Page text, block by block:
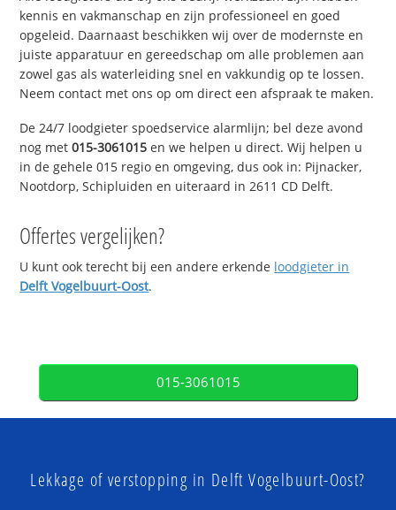
kennis en vakmanschap en zijn professioneel en goed
opgeleid. Daarnaast beschikken wij over de modernste en
juiste apparatuur en gereedschap om alle problemen aan
zowel gas als waterleiding snel en vakkundig op te lossen.
Neem contact met ons op om direct een afspraak te maken.
De 24/7 loodgieter spoedservice alarmlijn; bel deze avond
nog met015-3061015 en we helpen u direct. Wij helpen u
in de gehele 015 regio en omgeving, dus ook in: Pijnacker,
Nootdorp, Schipluiden en uiteraard in 2611 CD Delft.
Offertes vergelijken?
U kunt ook terecht bij een andere erkende loodgieter in
Delft Vogelbuurt-Oost.
015-3061015
Lekkage of verstopping in Delft Vogelbuurt-Oost?